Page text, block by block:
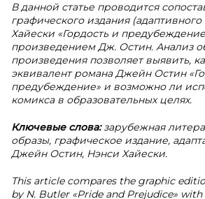
В данной статье проводится
графического издания
Хайески «Гордость и
произведением Дж. Остин. Анализ
произведения позволяет выявить,
эквивалент романа Джейн Остин
предубеждение» и возможно ли
комикса в образовательных целях.
Ключевые слова:зарубежная
образы, графическое издание,
Джейн Остин, Нэнси Хайески.
This article compares the graphic
by N. Butler «Pride and Prejudice»